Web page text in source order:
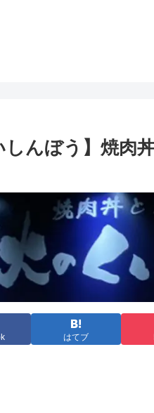
んぼう】焼肉
はてブ